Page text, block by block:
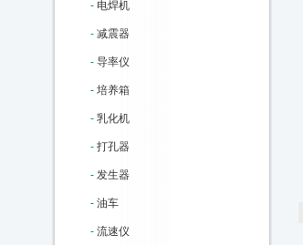
- 电焊机
- 减震器
- 导率仪
- 培养箱
- 乳化机
- 打孔器
- 发生器
- 油车
- 流速仪